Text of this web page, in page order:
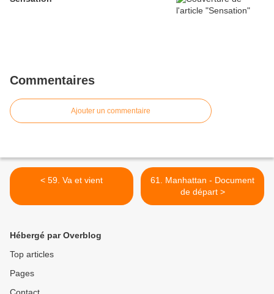
Commentaires
Ajouter un commentaire
< 59. Va et vient
61. Manhattan - Document
de départ >
Hébergé par Overblog
Top articles
Pages